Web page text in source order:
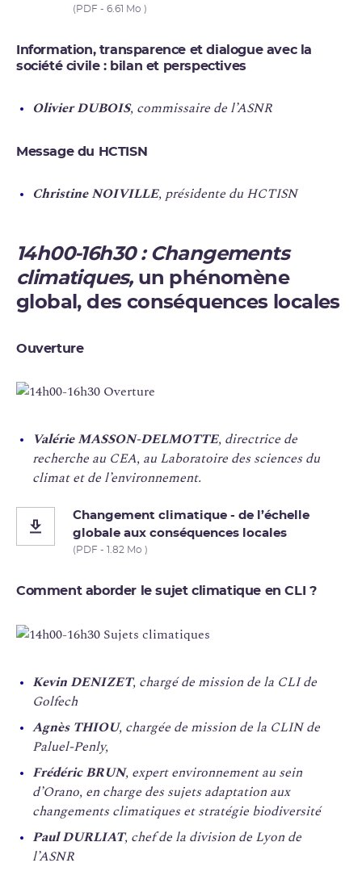
(PDF - 6.61 Mo )
Information, transparence et dialogue avec la
société civile : bilan et perspectives
Olivier DUBOIS, commissaire de l’ASNR
Message du HCTISN
Christine NOIVILLE, présidente du HCTISN
14h00-16h30 : Changements
climatiques, un phénomène
global, des conséquences locales
Ouverture
Valérie MASSON-DELMOTTE, directrice de
recherche au CEA, au Laboratoire des sciences du
climat et de l’environnement.
Changement climatique - de l’échelle
globale aux conséquences locales
(PDF - 1.82 Mo )
Comment aborder le sujet climatique en CLI ?
Kevin DENIZET, chargé de mission de la CLI de
Golfech
Agnès THIOU, chargée de mission de la CLIN de
Paluel-Penly,
Frédéric BRUN, expert environnement au sein
d’Orano, en charge des sujets adaptation aux
changements climatiques et stratégie biodiversité
Paul DURLIAT, chef de la division de Lyon de
l’ASNR